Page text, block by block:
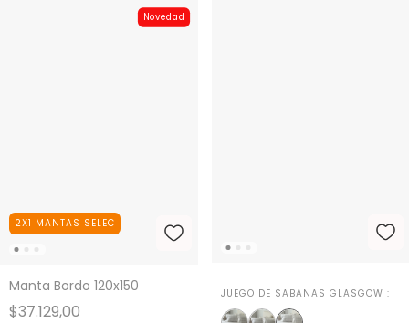
Novedad
2X1 MANTAS SELEC
Manta Bordo 120x150
$37.129,00
JUEGO DE SABANAS GLASGOW :